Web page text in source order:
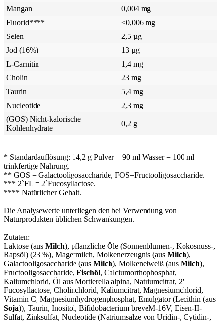
Mangan
0,004 mg
Fluorid****
<0,006 mg
Selen
2,5 µg
Jod (16%)
13 µg
L-Carnitin
1,4 mg
Cholin
23 mg
Taurin
5,4 mg
Nucleotide
2,3 mg
(GOS) Nicht-kalorische
Kohlenhydrate
0,2 g
* Standardauflösung: 14,2 g Pulver + 90 ml Wasser = 100 ml
trinkfertige Nahrung.
** GOS = Galactooligosaccharide, FOS=Fructooligosaccharide.
*** 2`FL = 2`Fucosyllactose.
**** Natürlicher Gehalt.
Die Analysewerte unterliegen den bei Verwendung von
Naturprodukten üblichen Schwankungen.
Zutaten:
Laktose (aus Milch), pflanzliche Öle (Sonnenblumen-, Kokosnuss-,
Rapsöl) (23 %), Magermilch, Molkenerzeugnis (aus Milch),
Galactooligosaccharide (aus Milch), Molkeneiweiß (aus Milch),
Fructooligosaccharide, Fischöl, Calciumorthophosphat,
Kaliumchlorid, Öl aus Mortierella alpina, Natriumcitrat, 2'
Fucosyllactose, Cholinchlorid, Kaliumcitrat, Magnesiumchlorid,
Vitamin C, Magnesiumhydrogenphosphat, Emulgator (Lecithin (aus
Soja)), Taurin, Inositol, Bifidobacterium breveM-16V, Eisen-II-
Sulfat, Zinksulfat, Nucleotide (Natriumsalze von Uridin-, Cytidin-,